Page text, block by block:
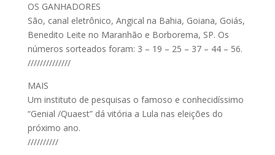
OS GANHADORES
São, canal eletrônico, Angical na Bahia, Goiana, Goiás,
Benedito Leite no Maranhão e Borborema, SP. Os
números sorteados foram: 3 – 19 – 25 – 37 – 44 – 56.
//////////////
MAIS
Um instituto de pesquisas o famoso e conhecidíssimo
“Genial /Quaest” dá vitória a Lula nas eleições do
próximo ano.
//////////